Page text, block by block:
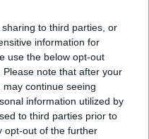
to third parties, or
information for
use the below opt-out
note that after your
continue seeing
information utilized by
to third parties prior to
opt-out of the further
L A I.A. Y SUS CONSECUENCIAS